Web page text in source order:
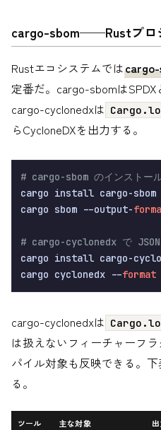
cargo-sbom——Rustプロ
Rustエコシステムではcargo-
定番だ。cargo-sbomはSPDX
cargo-cyclonedxは
らCycloneDXを出力する。
# cargo-sbom のインストー
cargo install cargo-sbom
cargo sbom --output-
# cargo-cyclonedx で
cargo install cargo-
cargo cyclonedx --format
cargo-cyclonedxは
は扱えないフィーチャーフ
パイル対象も反映できる。
る。
ツール 主な対象